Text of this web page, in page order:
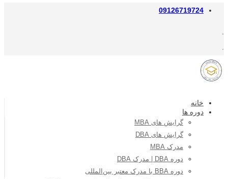
09126719724
خانه
دوره ها
گرایش های MBA
گرایش های DBA
مدرک MBA
دوره DBA | مدرک DBA
دوره BBA با مدرک معتبر بین‌المللی